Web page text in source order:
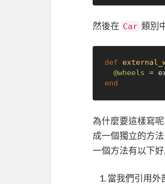
然後在 Car 類別
def
@wheels =
end
為什麼要這樣寫
成一個獨立的方
一個方法有以下好
當我們引用外